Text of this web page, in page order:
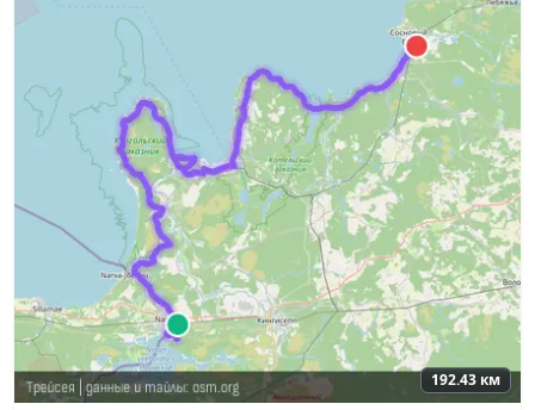
192.43 км